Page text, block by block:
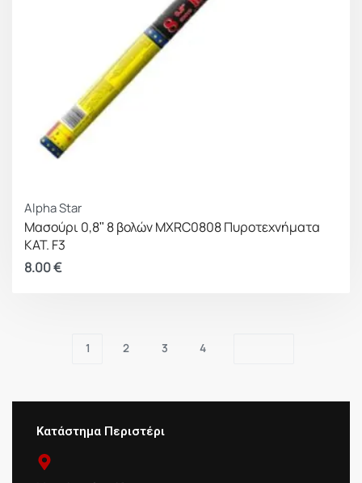
Alpha Star
Μασούρι 0,8ʺ 8 βολών MXRC0808 Πυροτεχνήματα
ΚAT. F3
8.00€
1 2 3 4
Κατάστημα Περιστέρι